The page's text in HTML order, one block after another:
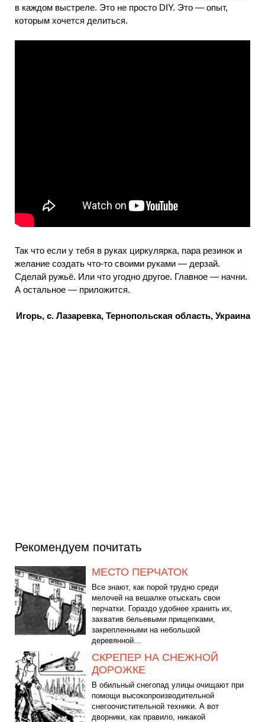
в каждом выстреле. Это не просто DIY. Это — опыт,
которым хочется делиться.
Так что если у тебя в руках циркулярка, пара резинок и
желание создать что-то своими руками — дерзай.
Сделай ружьё. Или что угодно другое. Главное — начни.
А остальное — приложится.
Игорь, с. Лазаревка, Тернопольская область, Украина
Рекомендуем почитать
МЕСТО ПЕРЧАТОК
Все знают, как порой трудно среди
мелочей на вешалке отыскать свои
перчатки. Гораздо удобнее хранить их,
захватив бельевыми прищепками,
закрепленными на небольшой
деревянной...
СКРЕПЕР НА СНЕЖНОЙ
ДОРОЖКЕ
В обильный снегопад улицы очищают при
помощи высокопроизводительной
снегоочистительной техники. А вот
дворники, как правило, никакой